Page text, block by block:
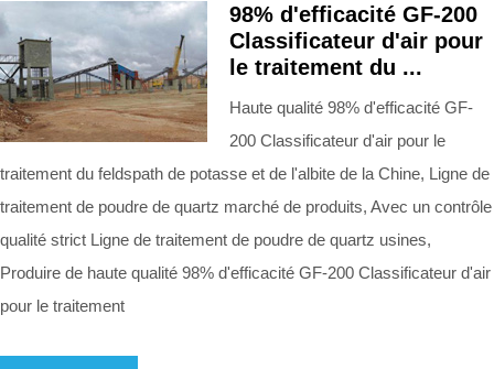
98% d'efficacité GF-200
Classificateur d'air pour
le traitement du ...
Haute qualité 98% d'efficacité GF-
200 Classificateur d'air pour le
traitement du feldspath de potasse et de l'albite de la Chine, Ligne de
traitement de poudre de quartz marché de produits, Avec un contrôle
qualité strict Ligne de traitement de poudre de quartz usines,
Produire de haute qualité 98% d'efficacité GF-200 Classificateur d'air
pour le traitement